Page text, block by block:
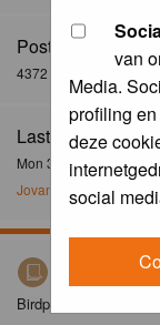
van
Media.
profiling
deze
social
Posts:
4372
Last Post:
Mon 30 Dec 2024,
Jovanzo
Birdpix
Birdpix is niet